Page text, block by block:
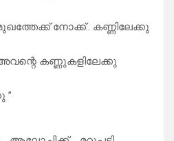
നോക്ക്.. കണ്ണിലേക്കു
കണ്ണുകളിലേക്കു
”